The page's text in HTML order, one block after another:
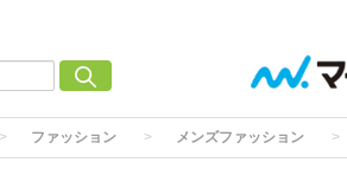
ファッション メンズファッション